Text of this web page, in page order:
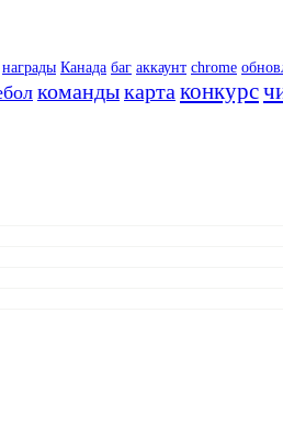
награды Канада баг аккаунт chrome
командыкарта конкурс